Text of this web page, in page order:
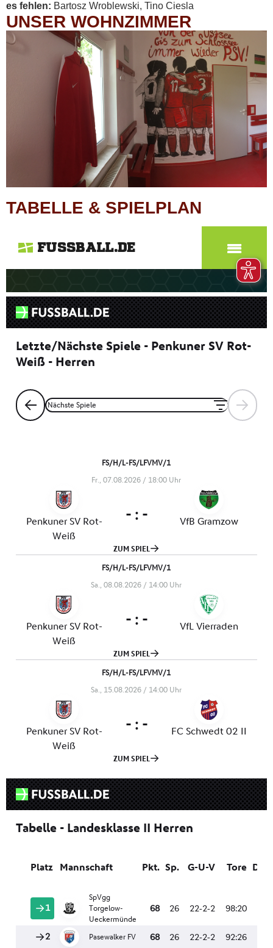
es fehlen: Bartosz Wroblewski, Tino Ciesla
UNSER WOHNZIMMER
TABELLE & SPIELPLAN